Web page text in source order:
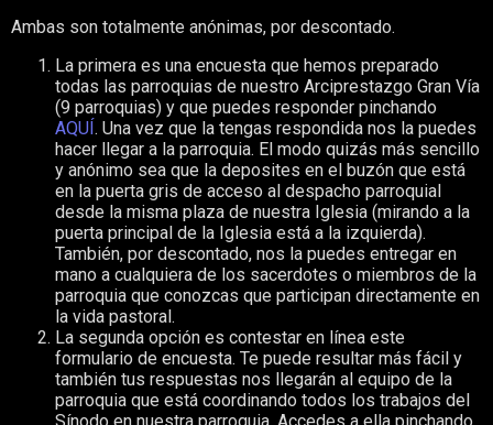
Ambas son totalmente anónimas, por descontado.
La primera es una encuesta que hemos preparado
todas las parroquias de nuestro Arciprestazgo Gran Vía
(9 parroquias) y que puedes responder pinchando
AQUÍ. Una vez que la tengas respondida nos la puedes
hacer llegar a la parroquia. El modo quizás más sencillo
y anónimo sea que la deposites en el buzón que está
en la puerta gris de acceso al despacho parroquial
desde la misma plaza de nuestra Iglesia (mirando a la
puerta principal de la Iglesia está a la izquierda).
También, por descontado, nos la puedes entregar en
mano a cualquiera de los sacerdotes o miembros de la
parroquia que conozcas que participan directamente en
la vida pastoral.
La segunda opción es contestar en línea este
formulario de encuesta. Te puede resultar más fácil y
también tus respuestas nos llegarán al equipo de la
parroquia que está coordinando todos los trabajos del